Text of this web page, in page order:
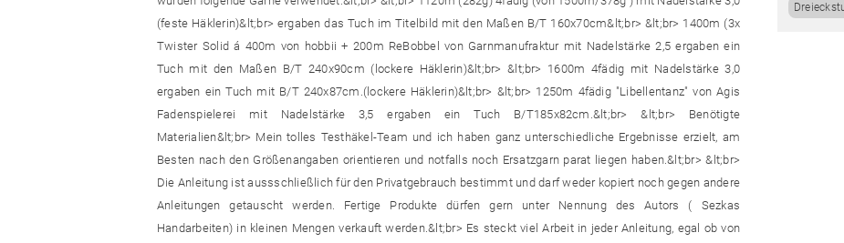
(feste Häklerin)&lt;br> ergaben das Tuch im Titelbild mit den Maßen B/T 160x70cm&lt;br> &lt;br> 1400m (3x
Twister Solid á 400m von hobbii + 200m ReBobbel von Garnmanufraktur mit Nadelstärke 2,5 ergaben ein
Tuch mit den Maßen B/T 240x90cm (lockere Häklerin)&lt;br> &lt;br> 1600m 4fädig mit Nadelstärke 3,0
ergaben ein Tuch mit B/T 240x87cm.(lockere Häklerin)&lt;br> &lt;br> 1250m 4fädig "Libellentanz" von Agis
Fadenspielerei mit Nadelstärke 3,5 ergaben ein Tuch B/T185x82cm.&lt;br> &lt;br> Benötigte
Materialien&lt;br> Mein tolles Testhäkel-Team und ich haben ganz unterschiedliche Ergebnisse erzielt, am
Besten nach den Größenangaben orientieren und notfalls noch Ersatzgarn parat liegen haben.&lt;br> &lt;br>
Die Anleitung ist aussschließlich für den Privatgebrauch bestimmt und darf weder kopiert noch gegen andere
Anleitungen getauscht werden. Fertige Produkte dürfen gern unter Nennung des Autors ( Sezkas
Handarbeiten) in kleinen Mengen verkauft werden.&lt;br> Es steckt viel Arbeit in jeder Anleitung, egal ob von